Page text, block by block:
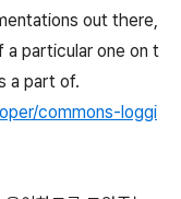
out there,
a particular one on t
a part of.
commons-loggi